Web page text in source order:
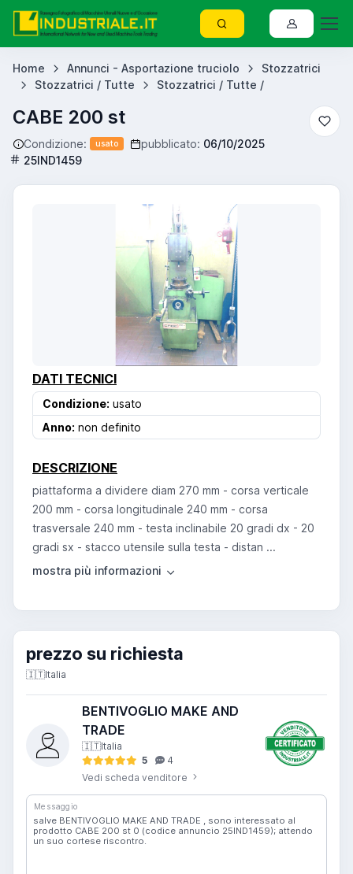
Home Annunci - Asportazione truciolo
Stozzatrici
Stozzatrici / Tutte
Stozzatrici / Tutte /
CABE 200 st
Condizione: usato pubblicato: 06/10/2025
25IND1459
DATI TECNICI
Condizione: usato
Anno: non definito
DESCRIZIONE
piattaforma a dividere diam 270 mm - corsa verticale
200 mm - corsa longitudinale 240 mm - corsa
trasversale 240 mm - testa inclinabile 20 gradi dx - 20
gradi sx - stacco utensile sulla testa - distan ...
prezzo su richiesta
🇮🇹Italia
BENTIVOGLIO MAKE AND
TRADE
🇮🇹Italia
5
4
Vedi scheda venditore
Messaggio